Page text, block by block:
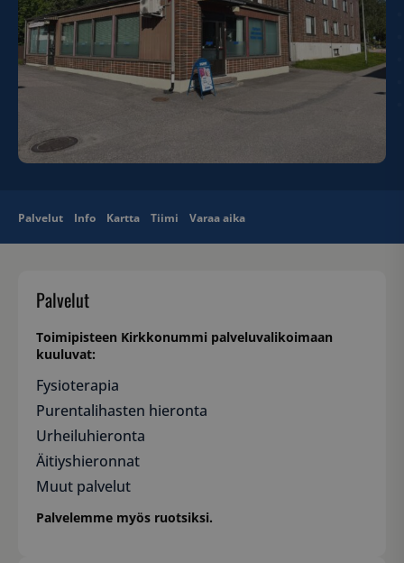
Palvelut Info Kartta Tiimi Varaa aika
Palvelut
Toimipisteen Kirkkonummi palveluvalikoimaan
kuuluvat:
Fysioterapia
Purentalihasten hieronta
Urheiluhieronta
Äitiyshieronnat
Muut palvelut
Palvelemme myös ruotsiksi.